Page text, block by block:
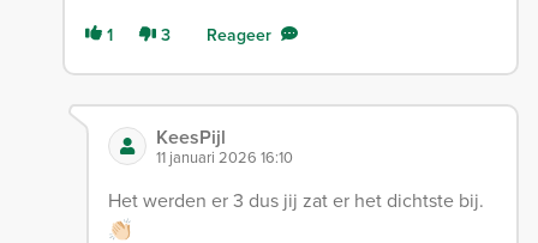
1 3 Reageer
KeesPijl
11 januari 2026 16:10
Het werden er 3 dus jij zat er het dichtste bij.
👏🏻